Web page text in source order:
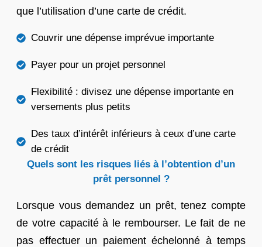
que l’utilisation d’une carte de crédit.
Couvrir une dépense imprévue importante
Payer pour un projet personnel
Flexibilité : divisez une dépense importante en
versements plus petits
Des taux d’intérêt inférieurs à ceux d’une carte
de crédit
Quels sont les risques liés à l’obtention d’un
prêt personnel ?
Lorsque vous demandez un prêt, tenez compte
de votre capacité à le rembourser. Le fait de ne
pas effectuer un paiement échelonné à temps